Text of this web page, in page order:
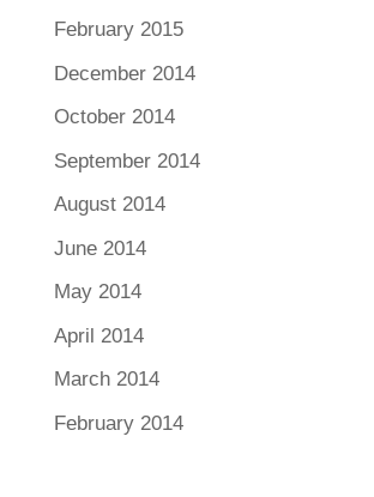
February 2015
December 2014
October 2014
September 2014
August 2014
June 2014
May 2014
April 2014
March 2014
February 2014